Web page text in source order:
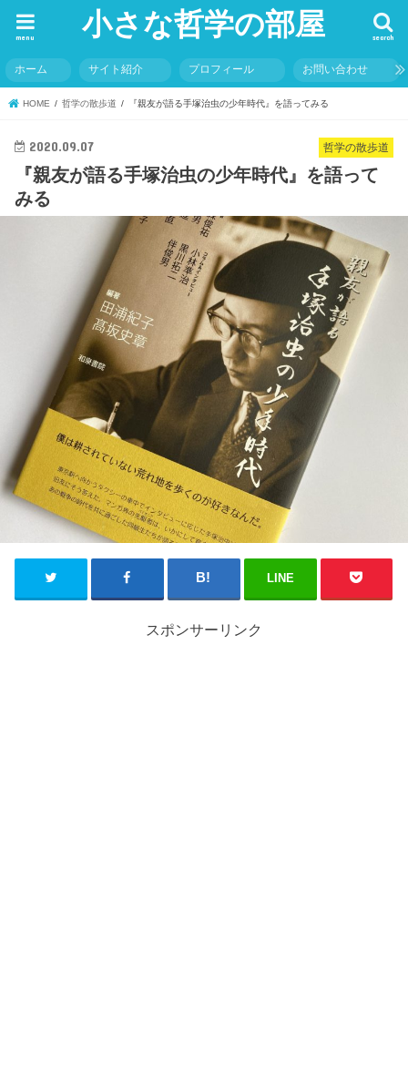
小さな哲学の部屋 search
menu
ホーム サイト紹介 プロフィール お問い合わせ
HOME 哲学の散歩道 『親友が語る手塚治虫の少年時代』を語ってみる
哲学の散歩道
2020.09.07
『親友が語る手塚治虫の少年時代』を語って
みる
LINE
スポンサーリンク